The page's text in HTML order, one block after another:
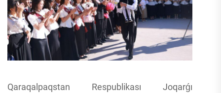
Qaraqalpaqstan Respublikası Joqarǵı